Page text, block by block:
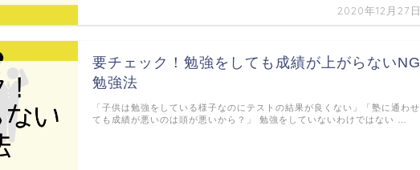
2020年12月27日
要チェック！勉強をしても成績が上がらないNG
勉強法
「子供は勉強をしている様子なのにテストの結果が良くない」「塾に通わせ
ても成績が悪いのは頭が悪いから？」 勉強をしていないわけではない …